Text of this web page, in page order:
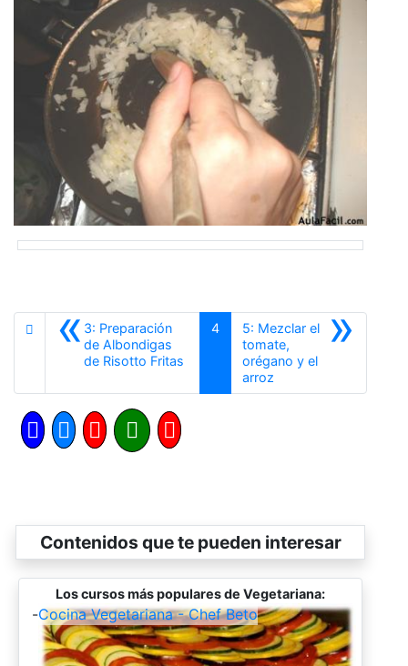
«3: Preparación
de Albondigas
de Risotto Fritas
4 »
5: Mezclar el
tomate,
orégano y el
arrozSiguiente
Contenidos que te pueden interesar
Los cursos más populares de Vegetariana:
-Cocina Vegetariana - Chef Beto